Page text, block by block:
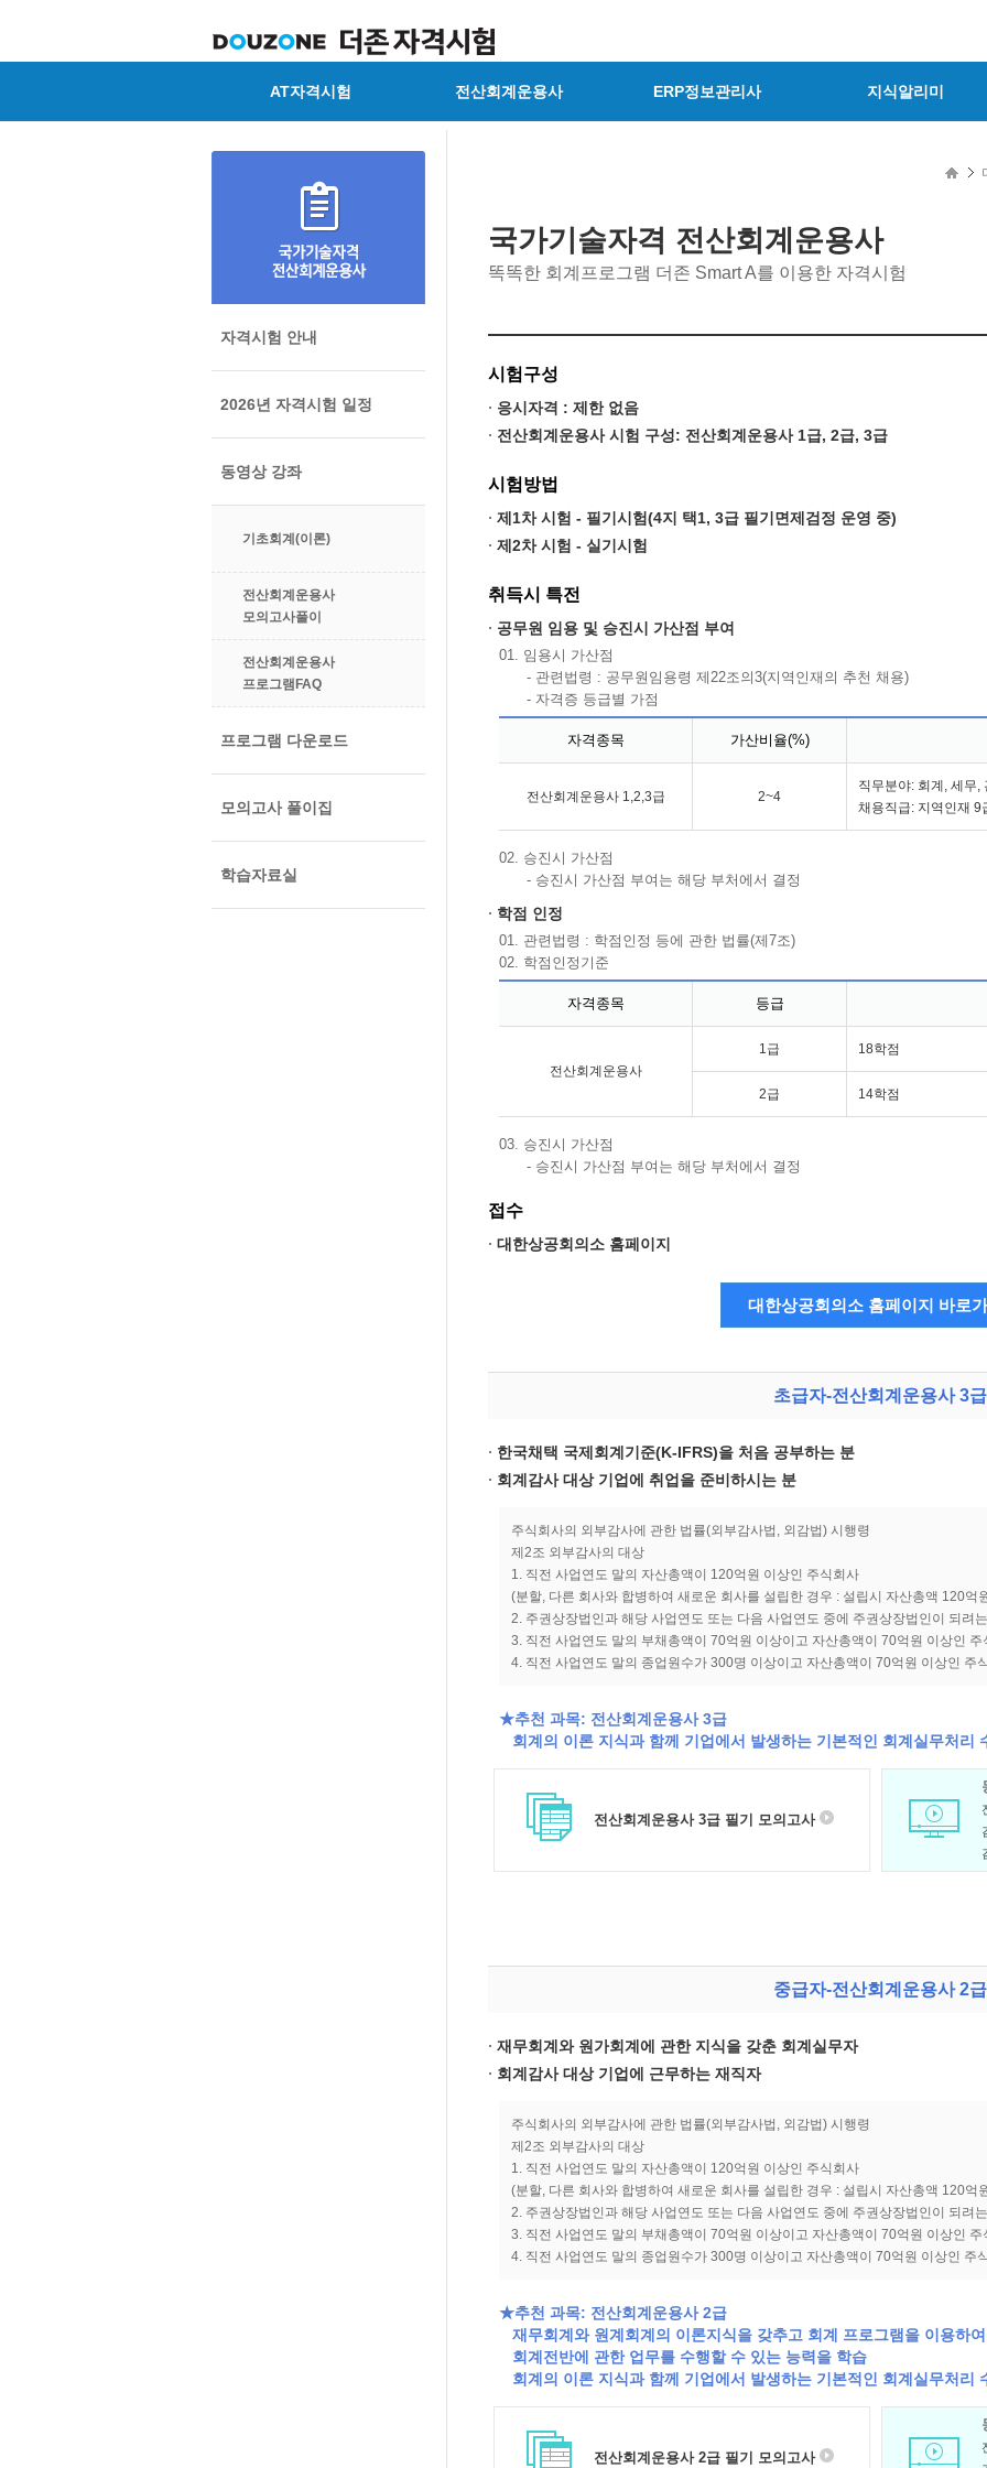
AT자격시험 전산회계운용사 ERP정보관리사 지식알리미
자격시험 안내
2026년 자격시험 일정
동영상 강좌
기초회계(이론)
전산회계운용사
모의고사풀이
전산회계운용사
프로그램FAQ
프로그램 다운로드
모의고사 풀이집
학습자료실
국가기술자격 전산회계운용사
똑똑한 회계프로그램 더존 Smart A를 이용한 자격시험
시험구성
응시자격 : 제한 없음
전산회계운용사 시험 구성: 전산회계운용사 1급, 2급, 3급
시험방법
제1차 시험 - 필기시험(4지 택1, 3급 필기면제검정 운영 중)
제2차 시험 - 실기시험
취득시 특전
공무원 임용 및 승진시 가산점 부여
01. 임용시 가산점
- 관련법령 : 공무원임용령 제22조의3(지역인재의 추천 채용)
- 자격증 등급별 가점
자격종목 가산비율(%)
전산회계운용사 1,2,3급 2~4
직무분야: 회계, 세무,
채용직급: 지역인재
02. 승진시 가산점
- 승진시 가산점 부여는 해당 부처에서 결정
학점 인정
01. 관련법령 : 학점인정 등에 관한 법률(제7조)
02. 학점인정기준
자격종목 등급
전산회계운용사
1급 18학점
2급 14학점
03. 승진시 가산점
- 승진시 가산점 부여는 해당 부처에서 결정
접수
대한상공회의소 홈페이지
초급자-전산회계운용사 3급
한국채택 국제회계기준(K-IFRS)을 처음 공부하는 분
회계감사 대상 기업에 취업을 준비하시는 분
주식회사의 외부감사에 관한 법률(외부감사법, 외감법) 시행령
제2조 외부감사의 대상
1. 직전 사업연도 말의 자산총액이 120억원 이상인 주식회사
(분할, 다른 회사와 합병하여 새로운 회사를 설립한 경우 : 설립시 자산총액 120억
2. 주권상장법인과 해당 사업연도 또는 다음 사업연도 중에 주권상장법인이 되려
3. 직전 사업연도 말의 부채총액이 70억원 이상이고 자산총액이 70억원 이상인 주
4. 직전 사업연도 말의 종업원수가 300명 이상이고 자산총액이 70억원 이상인 주
★추천 과목: 전산회계운용사 3급
회계의 이론 지식과 함께 기업에서 발생하는 기본적인 회계실무처리
전산회계운용사 3급 필기 모의고사
중급자-전산회계운용사 2급
재무회계와 원가회계에 관한 지식을 갖춘 회계실무자
회계감사 대상 기업에 근무하는 재직자
주식회사의 외부감사에 관한 법률(외부감사법, 외감법) 시행령
제2조 외부감사의 대상
1. 직전 사업연도 말의 자산총액이 120억원 이상인 주식회사
(분할, 다른 회사와 합병하여 새로운 회사를 설립한 경우 : 설립시 자산총액 120억
2. 주권상장법인과 해당 사업연도 또는 다음 사업연도 중에 주권상장법인이 되려
3. 직전 사업연도 말의 부채총액이 70억원 이상이고 자산총액이 70억원 이상인 주
4. 직전 사업연도 말의 종업원수가 300명 이상이고 자산총액이 70억원 이상인 주
★추천 과목: 전산회계운용사 2급
재무회계와 원계회계의 이론지식을 갖추고 회계 프로그램을 이용하여
회계전반에 관한 업무를 수행할 수 있는 능력을 학습
회계의 이론 지식과 함께 기업에서 발생하는 기본적인 회계실무처리
전산회계운용사 2급 필기 모의고사